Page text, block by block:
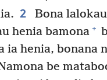
2 Bona
henia bamona +
ia henia, bonana
be